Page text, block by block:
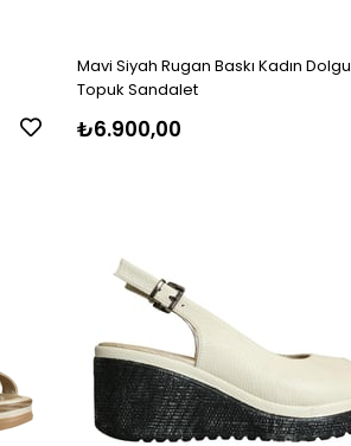
Mavi Siyah Rugan Baskı Kadın Dolgu
Topuk Sandalet
₺6.900,00